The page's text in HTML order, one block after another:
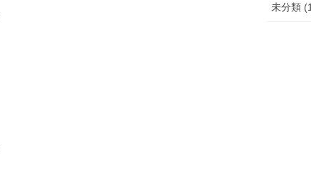
未分類